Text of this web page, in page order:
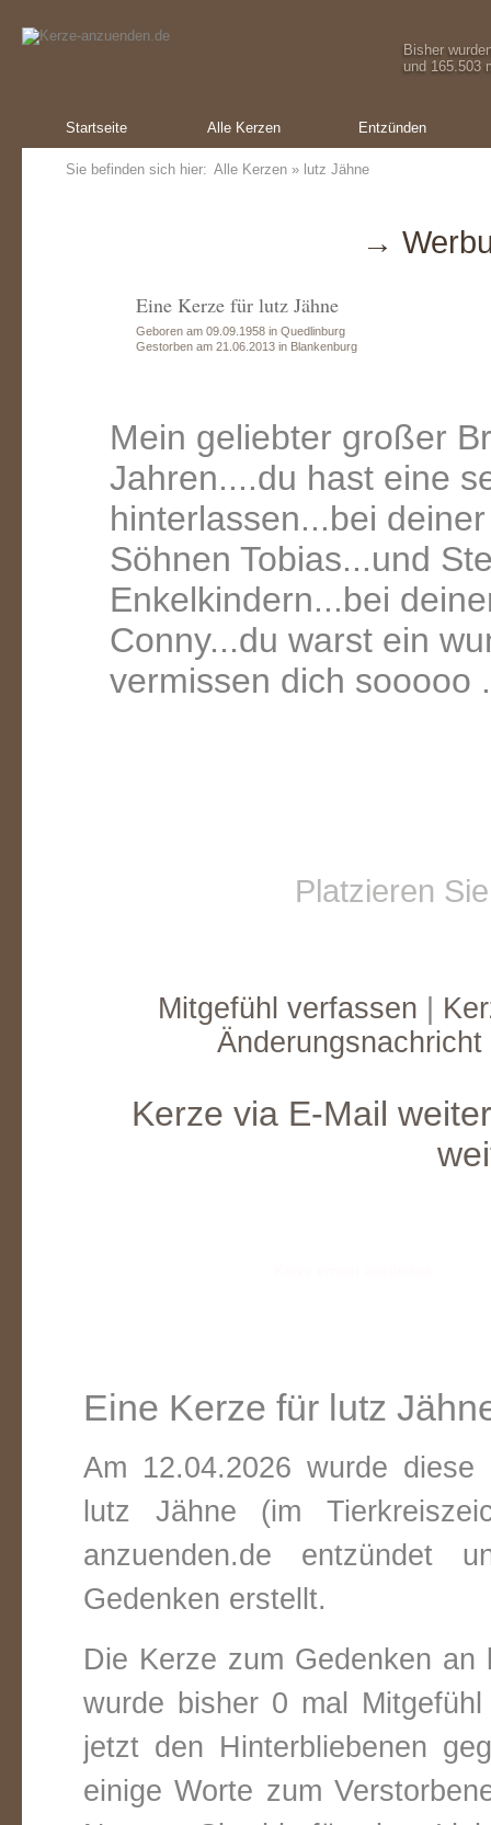
Bisher
und 165.503
Startseite Alle Kerzen Entzünden
Sie befinden sich hier: Alle Kerzen » lutz Jähne
→
Eine Kerze für lutz Jähne
Geboren am 09.09.1958 in Quedlinburg
Gestorben am 21.06.2013 in Blankenburg
Mein geliebter großer
Jahren....du hast eine
hinterlassen...bei
Söhnen Tobias...und
Enkelkindern...bei
Conny...du warst ein
vermissen dich sooooo
Platzieren
Mitgefühl verfassen
Kerze via E-Mail
Eine Kerze für lutz
Am 12.04.2026 wurde
lutz Jähne (im
anzuenden.de entzündet
Gedenken erstellt.
Die Kerze zum Gedenken
wurde bisher 0 mal
jetzt den Hinterbliebenen
einige Worte zum